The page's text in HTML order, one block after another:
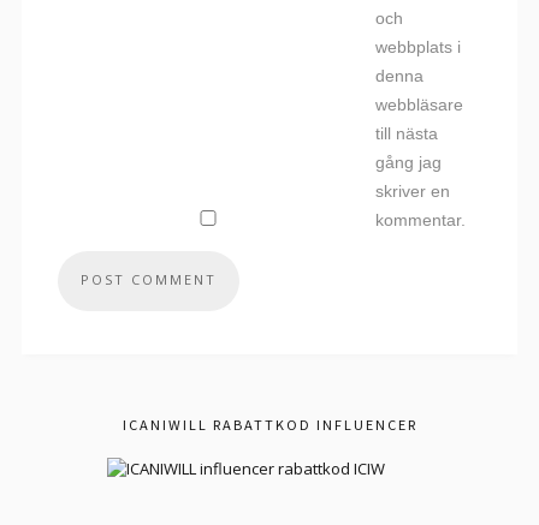
och
webbplats i
denna
webbläsare
till nästa
gång jag
skriver en
kommentar.
ICANIWILL RABATTKOD INFLUENCER